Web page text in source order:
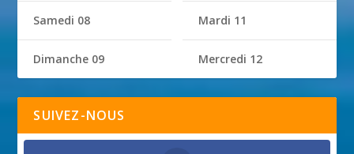
Samedi 08
Dimanche 09
Mardi 11
Mercredi 12
SUIVEZ-NOUS